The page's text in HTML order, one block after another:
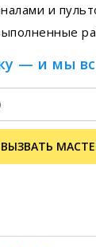
и
— и мы
ВЫЗВАТЬ